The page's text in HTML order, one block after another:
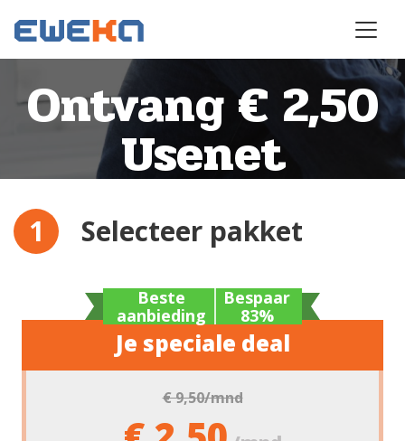
Ontvang € 2,50
Usenet
Selecteer pakket
Beste
aanbieding
Bespaar
83%
Je speciale deal
€ 9,50/mnd